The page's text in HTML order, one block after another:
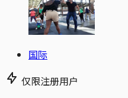
国际
仅限注册用户